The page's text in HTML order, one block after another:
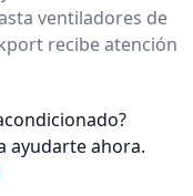
ventiladores de
recibe atención
ayudarte ahora.